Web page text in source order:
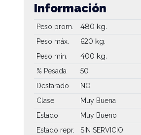
Información
Peso prom. 480 kg.
Peso máx. 620 kg.
Peso mín. 400 kg.
% Pesada 50
Destarado
NO
Clase
Muy Buena
Estado
Muy Bueno
Estado repr.
SIN SERVICIO